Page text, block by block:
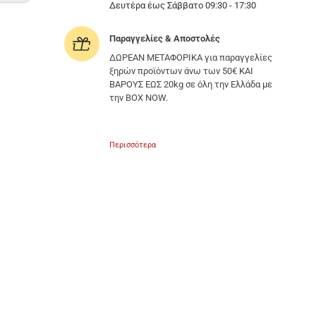
Δευτέρα έως Σάββατο 09:30 - 17:30
Παραγγελίες & Αποστολές
ΔΩΡΕΑΝ ΜΕΤΑΦΟΡΙΚΑ για παραγγελίες
ξηρών προϊόντων άνω των 50€ ΚΑΙ
ΒΑΡΟΥΣ ΕΩΣ 20kg σε όλη την Ελλάδα με
την BOX NOW.
Περισσότερα